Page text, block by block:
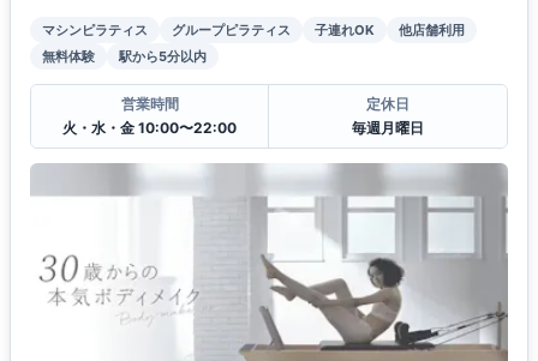
マシンピラティス グループピラティス 子連れOK
他店舗利用
無料体験
駅から5分以内
営業時間
火・水・金 10:00〜22:00
定休日
毎週月曜日